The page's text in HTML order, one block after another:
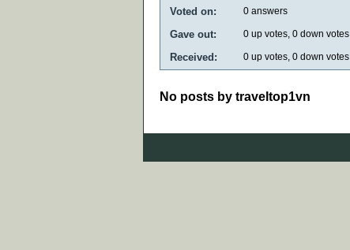
Voted on: 0 answers
Gave out: 0 up votes, 0 down votes
Received: 0 up votes, 0 down votes
No posts by traveltop1vn